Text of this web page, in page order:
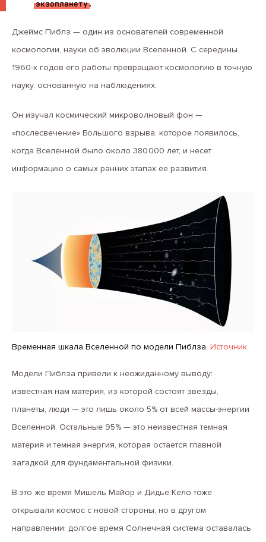
экзопланету.
Джеймс Пиблз — один из основателей современной
космологии, науки об эволюции Вселенной. С середины
1960-х годов его работы превращают космологию в точную
науку, основанную на наблюдениях.
Он изучал космический микроволновый фон —
«послесвечение» Большого взрыва, которое появилось,
когда Вселенной было около 380 000 лет, и несет
информацию о самых ранних этапах ее развития.
Временная шкала Вселенной по модели Пиблза. Источник
Модели Пиблза привели к неожиданному выводу:
известная нам материя, из которой состоят звезды,
планеты, люди — это лишь около 5% от всей массы-энергии
Вселенной. Остальные 95% — это неизвестная темная
материя и темная энергия, которая остается главной
загадкой для фундаментальной физики.
В это же время Мишель Майор и Дидье Кело тоже
открывали космос с новой стороны, но в другом
направлении: долгое время Солнечная система оставалась